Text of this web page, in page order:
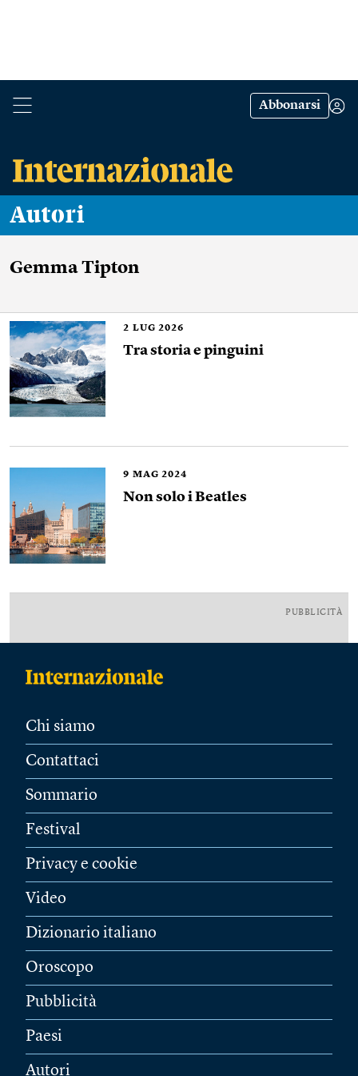
Abbonarsi
Autori
Gemma Tipton
2 LUG 2026
Tra storia e pinguini
9 MAG 2024
Non solo i Beatles
PUBBLICITÀ
Chi siamo
Contattaci
Sommario
Festival
Privacy e cookie
Video
Dizionario italiano
Oroscopo
Pubblicità
Paesi
Autori